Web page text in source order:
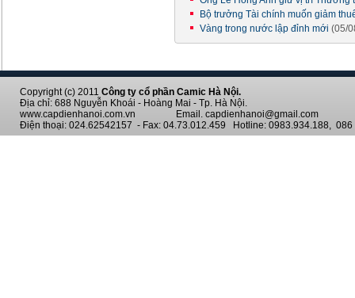
Bộ trưởng Tài chính muốn giảm
Vàng trong nước lập đỉnh mới (05/
Copyright (c) 2011 Công ty cổ phần Camic Hà Nội.
Địa chỉ: 688 Nguyễn Khoái - Hoàng Mai - Tp. Hà Nội.
www.capdienhanoi.com.vn Email. capdienhanoi@gmail.com
Điện thoại: 024.62542157 - Fax: 04.73.012.459 Hotline: 0983.934.188, 086